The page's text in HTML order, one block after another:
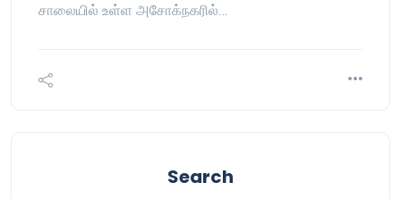
சாலையில் உள்ள அசோக்நகரில்…
Search